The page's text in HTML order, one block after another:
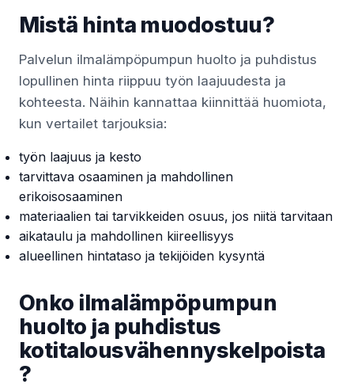
Mistä hinta muodostuu?
Palvelun ilmalämpöpumpun huolto ja puhdistus
lopullinen hinta riippuu työn laajuudesta ja
kohteesta. Näihin kannattaa kiinnittää huomiota,
kun vertailet tarjouksia:
työn laajuus ja kesto
tarvittava osaaminen ja mahdollinen
erikoisosaaminen
materiaalien tai tarvikkeiden osuus, jos niitä tarvitaan
aikataulu ja mahdollinen kiireellisyys
alueellinen hintataso ja tekijöiden kysyntä
Onko ilmalämpöpumpun
huolto ja puhdistus
kotitalousvähennyskelpoista
?